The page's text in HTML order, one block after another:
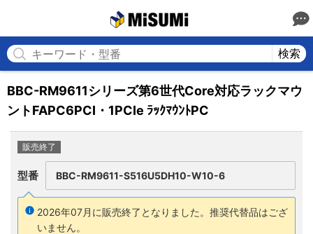
検索
BBC-RM9611シリーズ第6世代Core対応ラックマウ
ントFAPC6PCI・1PCIe ﾗｯｸﾏｳﾝﾄPC
販売終了
型番 BBC-RM9611-S516U5DH10-W10-6
2026年07月に販売終了となりました。 推奨代替品はござ
いません。